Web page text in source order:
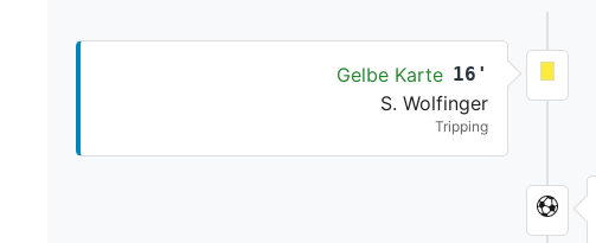
Gelbe Karte 16'
S. Wolfinger
Tripping